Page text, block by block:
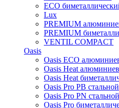
ECO
Lux
PREMIUM
PREMIUM
VENTIL COMPACT
Oasis
Oasis ECO
Oasis Heat
Oasis Heat
Oasis Pro PB стальной
Oasis Pro PN стальной
Oasis Pro